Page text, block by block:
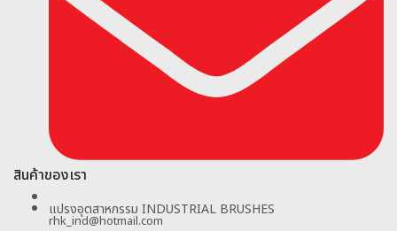
rhk_ind@hotmail.com
สินค้าของเรา
แปรงอุตสาหกรรม INDUSTRIAL BRUSHES